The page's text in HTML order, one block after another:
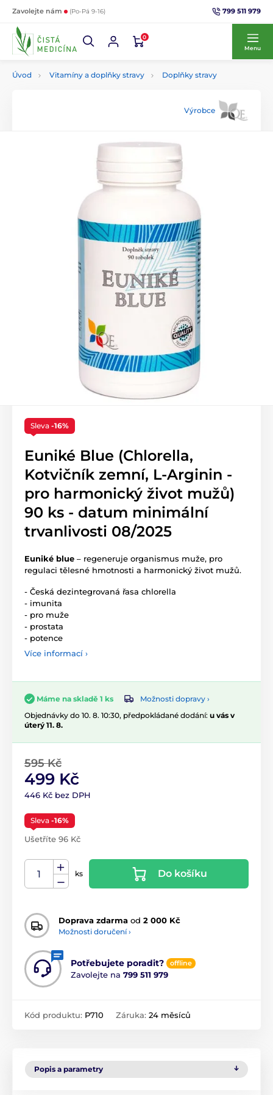
Zavolejte nám (Po-Pá 9-16) 799 511 979
0
Menu
Úvod Vitamíny a doplňky stravy Doplňky stravy
Výrobce
Sleva -16%
Euniké Blue (Chlorella,
Kotvičník zemní, L-Arginin -
pro harmonický život mužů)
90 ks - datum minimální
trvanlivosti 08/2025
Euniké blue – regeneruje organismus muže, pro
regulaci tělesné hmotnosti a harmonický život mužů.
- Česká dezintegrovaná řasa chlorella
- imunita
- pro muže
- prostata
- potence
Více informací ›
Máme na skladě 1 ks
Možnosti dopravy ›
Objednávky do 10. 8. 10:30, předpokládané dodání: u vás v
úterý 11. 8.
595 Kč
499 Kč
446 Kč bez DPH
Sleva -16%
Ušetříte 96 Kč
ks Do košíku
Doprava zdarma od 2 000 Kč
Možnosti doručení ›
Potřebujete poradit? offline
Zavolejte na 799 511 979
Kód produktu: P710 Záruka: 24 měsíců
Popis a parametry